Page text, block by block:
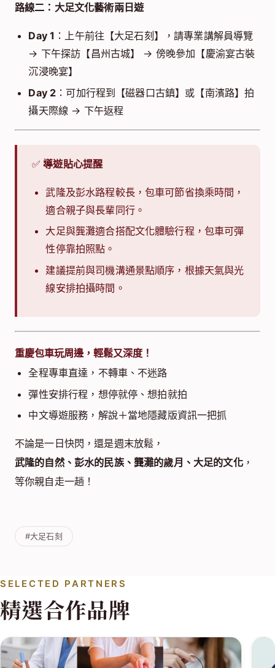
路線二：大足文化藝術兩日遊
Day 1 ：上午前往【大足石刻】，請專業講解員導覽
→ 下午探訪【昌州古城】 → 傍晚參加【慶渝宴古裝
沉浸晚宴】
Day 2 ：可加行程到【磁器口古鎮】或【南濱路】拍
攝天際線 → 下午返程
✅導遊貼心提醒
武隆及彭水路程較長，包車可節省換乘時間，
適合親子與長輩同行。
大足與龔灘適合搭配文化體驗行程，包車可彈
性停靠拍照點。
建議提前與司機溝通景點順序，根據天氣與光
線安排拍攝時間。
重慶包車玩周邊，輕鬆又深度！
全程專車直達，不轉車、不迷路
彈性安排行程，想停就停、想拍就拍
中文導遊服務，解說＋當地隱藏版資訊一把抓
不論是一日快閃，還是週末放鬆，
武隆的自然、彭水的民族、龔灘的歲月、大足的文化，
等你親自走一趟！
#大足石刻
SELECTED PARTNERS
精選合作品牌